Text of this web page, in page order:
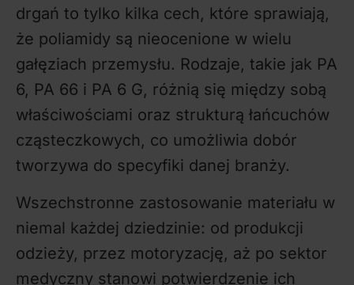
drgań to tylko kilka cech, które sprawiają,
że poliamidy są nieocenione w wielu
gałęziach przemysłu. Rodzaje, takie jak PA
6, PA 66 i PA 6 G, różnią się między sobą
właściwościami oraz strukturą łańcuchów
cząsteczkowych, co umożliwia dobór
tworzywa do specyfiki danej branży.
Wszechstronne zastosowanie materiału w
niemal każdej dziedzinie: od produkcji
odzieży, przez motoryzację, aż po sektor
medyczny stanowi potwierdzenie ich